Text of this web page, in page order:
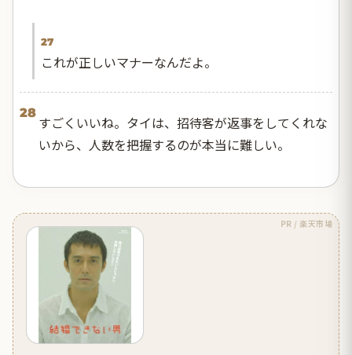
27
これが正しいマナーなんだよ。
28
すごくいいね。タイは、招待客が返事をしてくれな
いから、人数を把握するのが本当に難しい。
PR / 楽天市場